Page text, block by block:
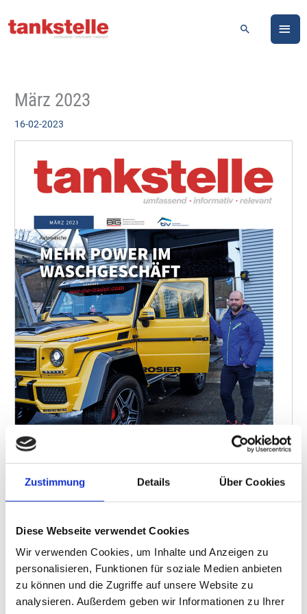
Zustimmung Details Über Cookies
Diese Webseite verwendet Cookies
Wir verwenden Cookies, um Inhalte und Anzeigen zu
personalisieren, Funktionen für soziale Medien anbieten
zu können und die Zugriffe auf unsere Website zu
analysieren. Außerdem geben wir Informationen zu Ihrer
Inhalt
Suchen
März 2023
16-02-2023
ALLE AUSGABEN
BRANCHENFORUM
Informationen aus der Branche für die Branche
BRANCHENPREIS